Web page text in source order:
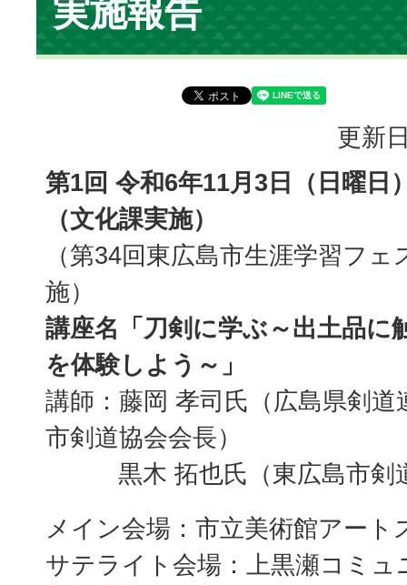
実施報告
更新
第1回 令和6年11月3日（日曜日
（文化課実施）
（第34回東広島市生涯学習フ
施）
講座名「刀剣に学ぶ～出土品に
を体験しよう～」
講師：藤岡 孝司氏（広島県剣道
市剣道協会会長）
黒木 拓也氏（東広島市剣
メイン会場：市立美術館アート
サテライト会場：上黒瀬コミュ